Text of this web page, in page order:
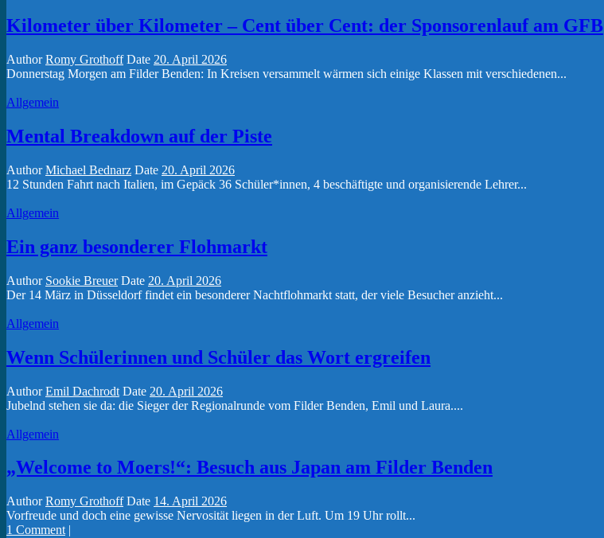
Kilometer über Kilometer – Cent über Cent: der Sponsorenlauf am GFB
AuthorRomy Grothoff Date 20. April 2026
Donnerstag Morgen am Filder Benden: In Kreisen versammelt wärmen sich einige Klassen mit verschiedenen...
Allgemein
Mental Breakdown auf der Piste
AuthorMichael Bednarz Date 20. April 2026
12 Stunden Fahrt nach Italien, im Gepäck 36 Schüler*innen, 4 beschäftigte und organisierende Lehrer...
Allgemein
Ein ganz besonderer Flohmarkt
Author Sookie Breuer Date 20. April 2026
Der 14 März in Düsseldorf findet ein besonderer Nachtflohmarkt statt, der viele Besucher anzieht...
Allgemein
Wenn Schülerinnen und Schüler das Wort ergreifen
AuthorEmil Dachrodt Date 20. April 2026
Jubelnd stehen sie da: die Sieger der Regionalrunde vom Filder Benden, Emil und Laura....
Allgemein
„Welcome to Moers!“: Besuch aus Japan am Filder Benden
AuthorRomy Grothoff Date 14. April 2026
Vorfreude und doch eine gewisse Nervosität liegen in der Luft. Um 19 Uhr rollt...
1 Comment |